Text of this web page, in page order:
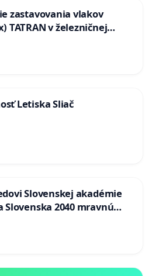
zastavovania vlakov
TATRAN v železničnej
Letiska Sliač
Slovenskej akadémie
Slovenska 2040 mravnú